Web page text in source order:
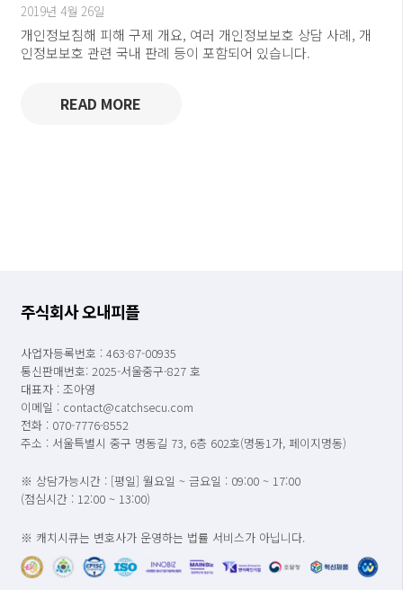
2019년 4월 26일
개인정보침해 피해 구제 개요, 여러 개인정보보호 상담 사례, 개
인정보보호 관련 국내 판례 등이 포함되어 있습니다.
READ MORE
주식회사 오내피플
사업자등록번호 : 463-87-00935
통신판매번호: 2025-서울중구-827 호
대표자 : 조아영
이메일 : contact@catchsecu.com
전화 : 070-7776-8552
주소 : 서울특별시 중구 명동길 73, 6층 602호(명동1가, 페이지명동)
※ 상담가능시간 : [평일] 월요일 ~ 금요일 : 09:00 ~ 17:00
(점심시간 : 12:00 ~ 13:00)
※ 캐치시큐는 변호사가 운영하는 법률 서비스가 아닙니다.